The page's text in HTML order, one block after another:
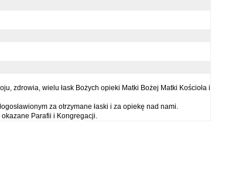
zdrowia, wielu łask Bożych opieki Matki Bożej Matki Kościoła i
za otrzymane łaski i za opiekę nad nami.
okazane Parafii i Kongregacji.